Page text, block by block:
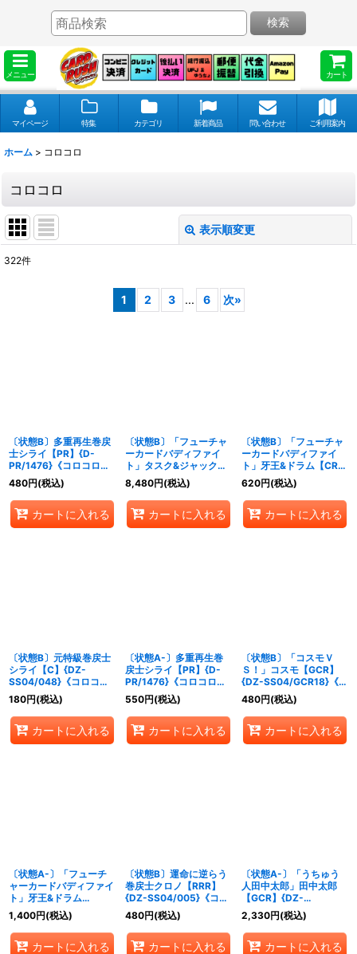
メニュー カート
検索
マイページ 特集 カテゴリ 新着商品 問い合わせ ご利用案内
ホーム > コロコロ
コロコロ
表示順変更
322件
1 2 3 ... 6 次»
〔状態B〕多重再生巻戻
士シライ【PR】{D-
PR/1476}《コロコロダ
ークステイツ》
480円(税込)
カートに入れる
〔状態B〕「フューチャ
ーカードバディファイ
ト」タスク&ジャック
【GCR】{DZ-
SS04/GCR14}《コロコ
ロドラゴンエンパイア》
8,480円(税込)
カートに入れる
〔状態B〕「フューチャ
ーカードバディファイ
ト」牙王&ドラム【CR】
{DZ-SS04/CR01}《ド
ラゴンエンパイア》
620円(税込)
カートに入れる
〔状態B〕元特級巻戻士
シライ【C】{DZ-
SS04/048}《コロコロ
ダークステイツ》
180円(税込)
カートに入れる
〔状態A-〕多重再生巻
戻士シライ【PR】{D-
PR/1476}《コロコロダ
ークステイツ》
550円(税込)
カートに入れる
〔状態B〕「コスモＶ
Ｓ！」コスモ【GCR】
{DZ-SS04/GCR18}《コ
ロコロブラントゲート》
480円(税込)
カートに入れる
〔状態A-〕「フューチ
ャーカードバディファイ
ト」牙王&ドラム
【GCR】{DZ-
SS04/GCR01}《ドラゴ
ンエンパイア》
1,400円(税込)
カートに入れる
〔状態B〕運命に逆らう
巻戻士クロノ【RRR】
{DZ-SS04/005}《コロ
コロダークステイツ》
480円(税込)
カートに入れる
〔状態A-〕「うちゅう
人田中太郎」田中太郎
【GCR】{DZ-
SS04/GCR05}《ブラン
トゲート》
2,330円(税込)
カートに入れる